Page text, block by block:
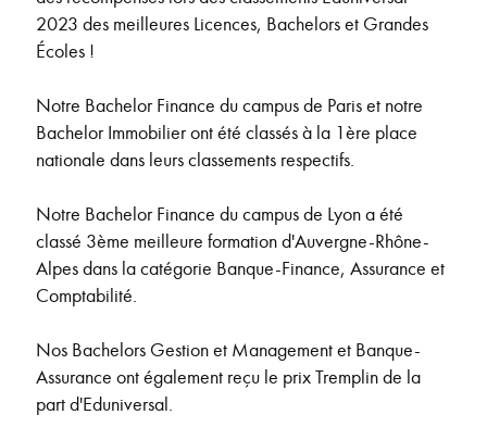
2023 des meilleures Licences, Bachelors et Grandes
Écoles !
Notre Bachelor Finance du campus de Paris et notre
Bachelor Immobilier ont été classés à la 1ère place
nationale dans leurs classements respectifs.
Notre Bachelor Finance du campus de Lyon a été
classé 3ème meilleure formation d'Auvergne-Rhône-
Alpes dans la catégorie Banque-Finance, Assurance et
Comptabilité.
Nos Bachelors Gestion et Management et Banque-
Assurance ont également reçu le prix Tremplin de la
part d'Eduniversal.